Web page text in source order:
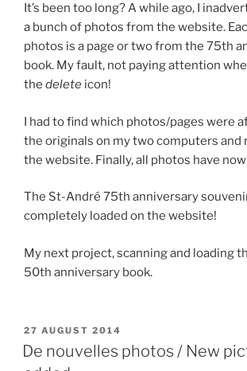
It’s been too long? A while ago, I
a bunch of photos from the website.
photos is a page or two from the 75th
book. My fault, not paying attention
the delete icon!
I had to find which photos/pages were
the originals on my two computers and
the website. Finally, all photos have
The St-André 75th anniversary
completely loaded on the website!
My next project, scanning and loading
50th anniversary book.
POSTED
ON
27 AUGUST 2014
De nouvelles photos / New